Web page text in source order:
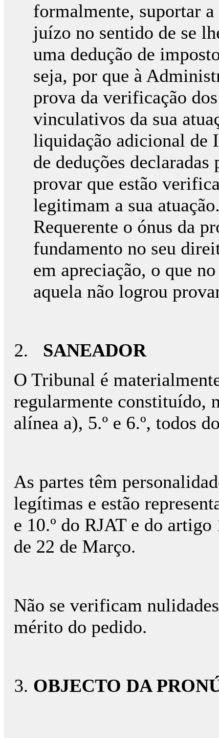
formalmente, suportar a
juízo no sentido de se
uma dedução de
seja, por que à
prova da verificação
vinculativos da sua
liquidação adicional de
de deduções
provar que estão
legitimam a sua
Requerente o ónus da
fundamento no seu
em apreciação, o que
aquela não logrou
SANEADOR
O Tribunal é
regularmente constituído,
alínea a), 5.º e 6.º, todos
As partes têm
legítimas e estão
e 10.º do RJAT e do
de 22 de Março.
Não se verificam
mérito do pedido.
OBJECTO DA